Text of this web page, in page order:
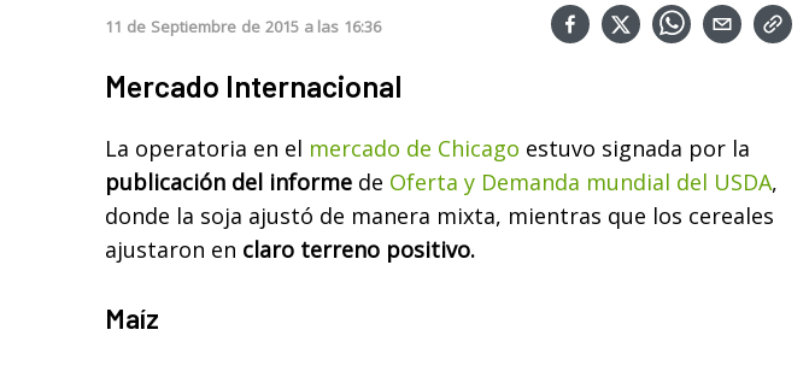
11 de Septiembre de 2015 a las 16:36
Mercado Internacional
La operatoria en el mercado de Chicago estuvo signada por la
publicación del informe de Oferta y Demanda mundial del USDA,
donde la soja ajustó de manera mixta, mientras que los cereales
ajustaron en claro terreno positivo.
Maíz